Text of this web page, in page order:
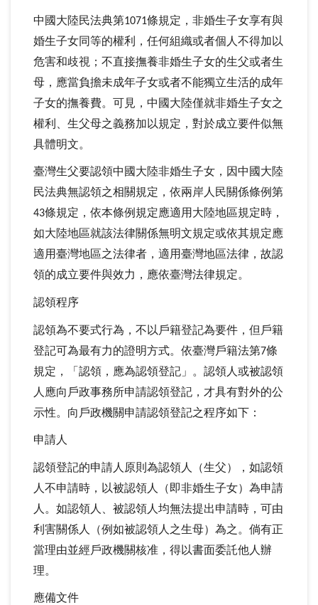
中國大陸民法典第1071條規定，非婚生子女享有與
婚生子女同等的權利，任何組織或者個人不得加以
危害和歧視；不直接撫養非婚生子女的生父或者生
母，應當負擔未成年子女或者不能獨立生活的成年
子女的撫養費。可見，中國大陸僅就非婚生子女之
權利、生父母之義務加以規定，對於成立要件似無
具體明文。
臺灣生父要認領中國大陸非婚生子女，因中國大陸
民法典無認領之相關規定，依兩岸人民關係條例第
43條規定，依本條例規定應適用大陸地區規定時，
如大陸地區就該法律關係無明文規定或依其規定應
適用臺灣地區之法律者，適用臺灣地區法律，故認
領的成立要件與效力，應依臺灣法律規定。
認領程序
認領為不要式行為，不以戶籍登記為要件，但戶籍
登記可為最有力的證明方式。依臺灣戶籍法第7條
規定，「認領，應為認領登記」。認領人或被認領
人應向戶政事務所申請認領登記，才具有對外的公
示性。向戶政機關申請認領登記之程序如下：
申請人
認領登記的申請人原則為認領人（生父），如認領
人不申請時，以被認領人（即非婚生子女）為申請
人。如認領人、被認領人均無法提出申請時，可由
利害關係人（例如被認領人之生母）為之。倘有正
當理由並經戶政機關核准，得以書面委託他人辦
理。
應備文件